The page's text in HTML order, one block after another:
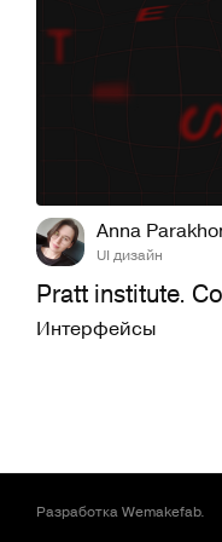
Anna
UI дизайн
Pratt institute.
Интерфейсы
РазработкаWemakefab.